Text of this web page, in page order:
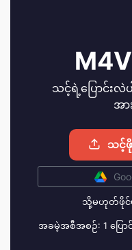
M4V
သင့်ရဲ့ပြောင်းလဲ
အ
သင့်ဖို
သို့မဟုတ်ဖိုင်မ
အခမဲ့အစီအစဉ်: 1 ပြောင်